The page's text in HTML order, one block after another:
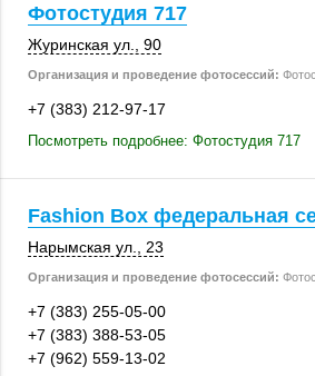
Фотостудия 717
Журинская ул., 90
Организация и проведение фотосессий:
+7 (383) 212-97-17
Посмотреть подробнее: Фотостудия 717
Fashion Box федеральная
Нарымская ул., 23
Организация и проведение фотосессий:
+7 (383) 255-05-00
+7 (383) 388-53-05
+7 (962) 559-13-02